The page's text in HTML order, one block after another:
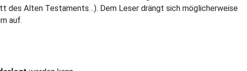
des Alten Testaments…). Dem Leser drängt sich möglicherweise
auf.